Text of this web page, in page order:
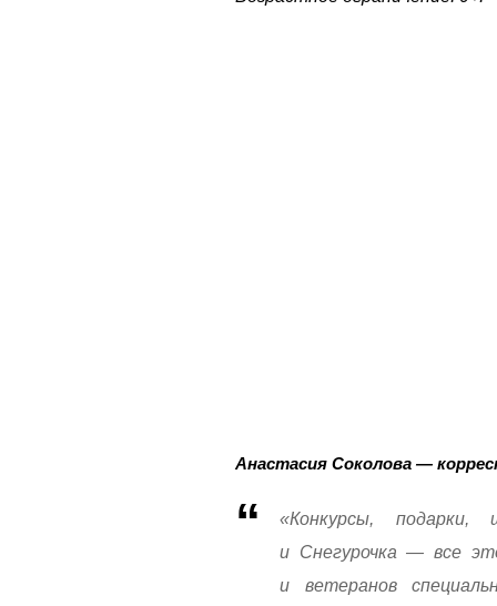
Анастасия Соколова —
«Конкурсы,
и Снегурочка — все
и ветеранов